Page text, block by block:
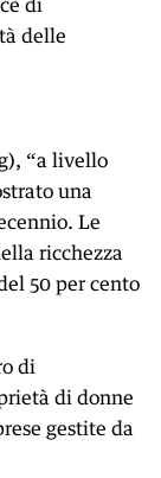
delle
“a livello
una
Le
ricchezza
50 per cento
di
di donne
gestite da